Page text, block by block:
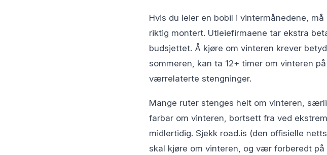
Hvis du leier en bobil i vintermånedene,
riktig montert. Utleiefirmaene tar ekstra
budsjettet. Å kjøre om vinteren krever
sommeren, kan ta 12+ timer om vinteren
værrelaterte stengninger.
Mange ruter stenges helt om vinteren,
farbar om vinteren, bortsett fra ved
midlertidig. Sjekk road.is (den offisielle
skal kjøre om vinteren, og vær forberedt